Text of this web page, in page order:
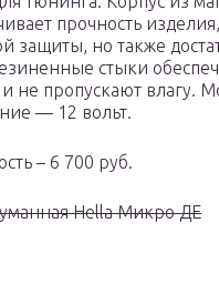
прочность
защиты, но также
стыки
и не пропускают влагу.
— 12 вольт.
– 6 700 руб.
Hella Микро ДЕ